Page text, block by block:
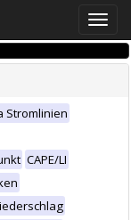
Toggle
Stromlinien
CAPE/LI